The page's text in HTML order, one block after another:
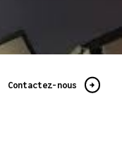
Contactez-nous